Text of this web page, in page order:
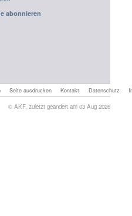
abonnieren
Seite ausdrucken Kontakt Datenschutz
© AKF, zuletzt geändert am 03 Aug 2026